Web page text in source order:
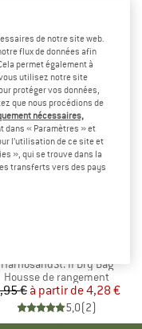
Article
HarnosandSt. II Dry Bag
Product group
Housse de rangement
Prix
€ Prix réduit
à partir de4,28 €
5,0(2)
de notre site web.
flux de données afin
permet également à
utilisez notre site
protéger vos données,
que nous procédions de
nécessaires,
dans « Paramètres » et
l’utilisation de ce site et
», qui se trouve dans la
transferts vers des pays